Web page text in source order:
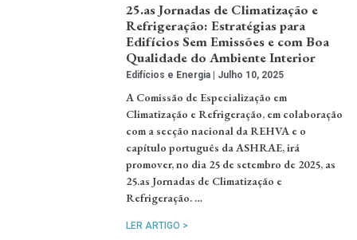
25.as Jornadas de Climatização e
Refrigeração: Estratégias para
Edifícios Sem Emissões e com Boa
Qualidade do Ambiente Interior
Edifícios e Energia Julho 10, 2025
A Comissão de Especialização em
Climatização e Refrigeração, em colaboração
com a secção nacional da REHVA e o
capítulo português da ASHRAE, irá
promover, no dia 25 de setembro de 2025, as
25.as Jornadas de Climatização e
Refrigeração. …
LER ARTIGO >